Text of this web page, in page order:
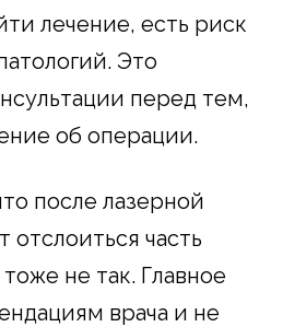
лечение, есть риск
Это
перед тем,
об операции.
после лазерной
часть
не так. Главное
врача и не